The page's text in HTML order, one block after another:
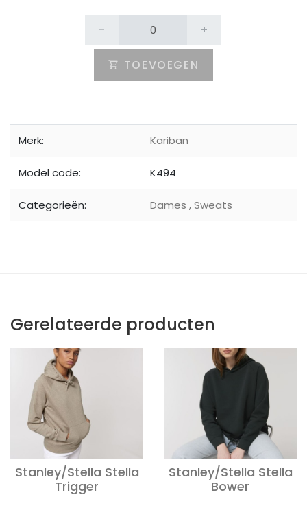
- +
TOEVOEGEN
Merk: Kariban
Model code: K494
Categorieën: Dames ,Sweats
Gerelateerde producten
Stanley/Stella Stella
Trigger
Stanley/Stella Stella
Bower